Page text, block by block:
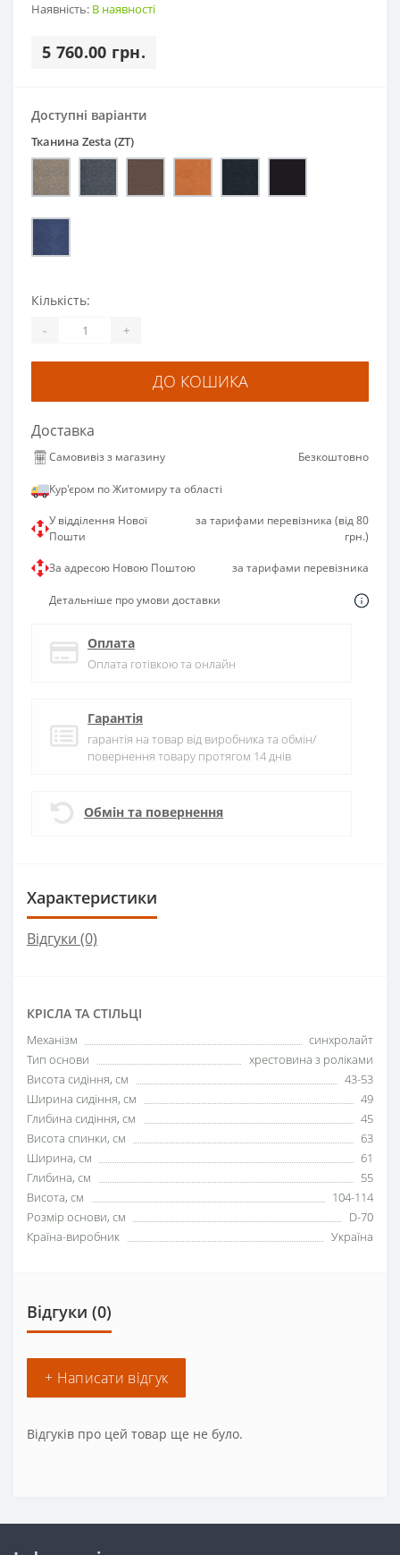
Наявність: В наявності
5 760.00 грн.
Доступні варіанти
Тканина Zesta (ZT)
Кількість:
- +
ДО КОШИКА
Доставка
Самовивіз з магазину Безкоштовно
Кур'єром по Житомиру та області
У відділення Нової
Пошти
за тарифами перевізника (від 80
грн.)
За адресою Новою Поштою за тарифами перевізника
Детальніше про умови доставки
Оплата
Оплата готівкою та онлайн
Гарантія
гарантія на товар від виробника та обмін/
повернення товару протягом 14 днів
Обмін та повернення
Характеристики
Відгуки (0)
КРІСЛА ТА СТІЛЬЦІ
Механізм
синхролайт
Тип основи
хрестовина з роліками
Висота сидіння, см
43-53
Ширина сидіння, см
49
Глибина сидіння, см
45
Висота спинки, см
63
Ширина, см
61
Глибина, см
55
Висота, см
104-114
Розмір основи, см
D-70
Країна-виробник
Україна
Відгуки (0)
+ Написати відгук
Відгуків про цей товар ще не було.